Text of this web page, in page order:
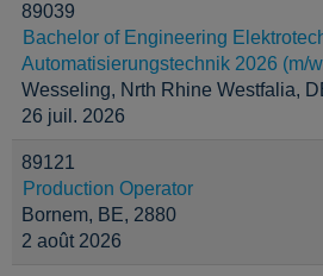
89039
Bachelor of Engineering
Automatisierungstechnik 2026 (m/
Wesseling, Nrth Rhine Westfalia,
26 juil. 2026
89121
Production Operator
Bornem, BE, 2880
2 août 2026